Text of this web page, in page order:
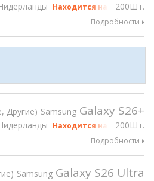
200Шт.
Находится на gsmX Hong
Подробности
Другие Samsung Galaxy S26+
200Шт.
Находится на gsmX Hong
Подробности
Samsung Galaxy S26 Ultra